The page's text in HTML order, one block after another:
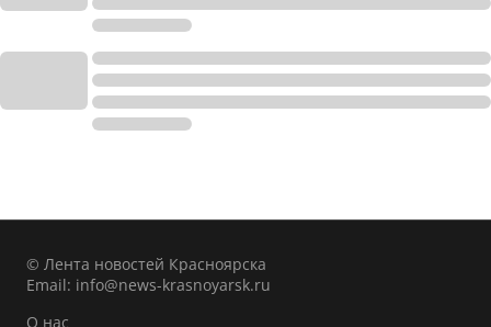
© Лента новостей Красноярска
Email: info@news-krasnoyarsk.ru
О нас